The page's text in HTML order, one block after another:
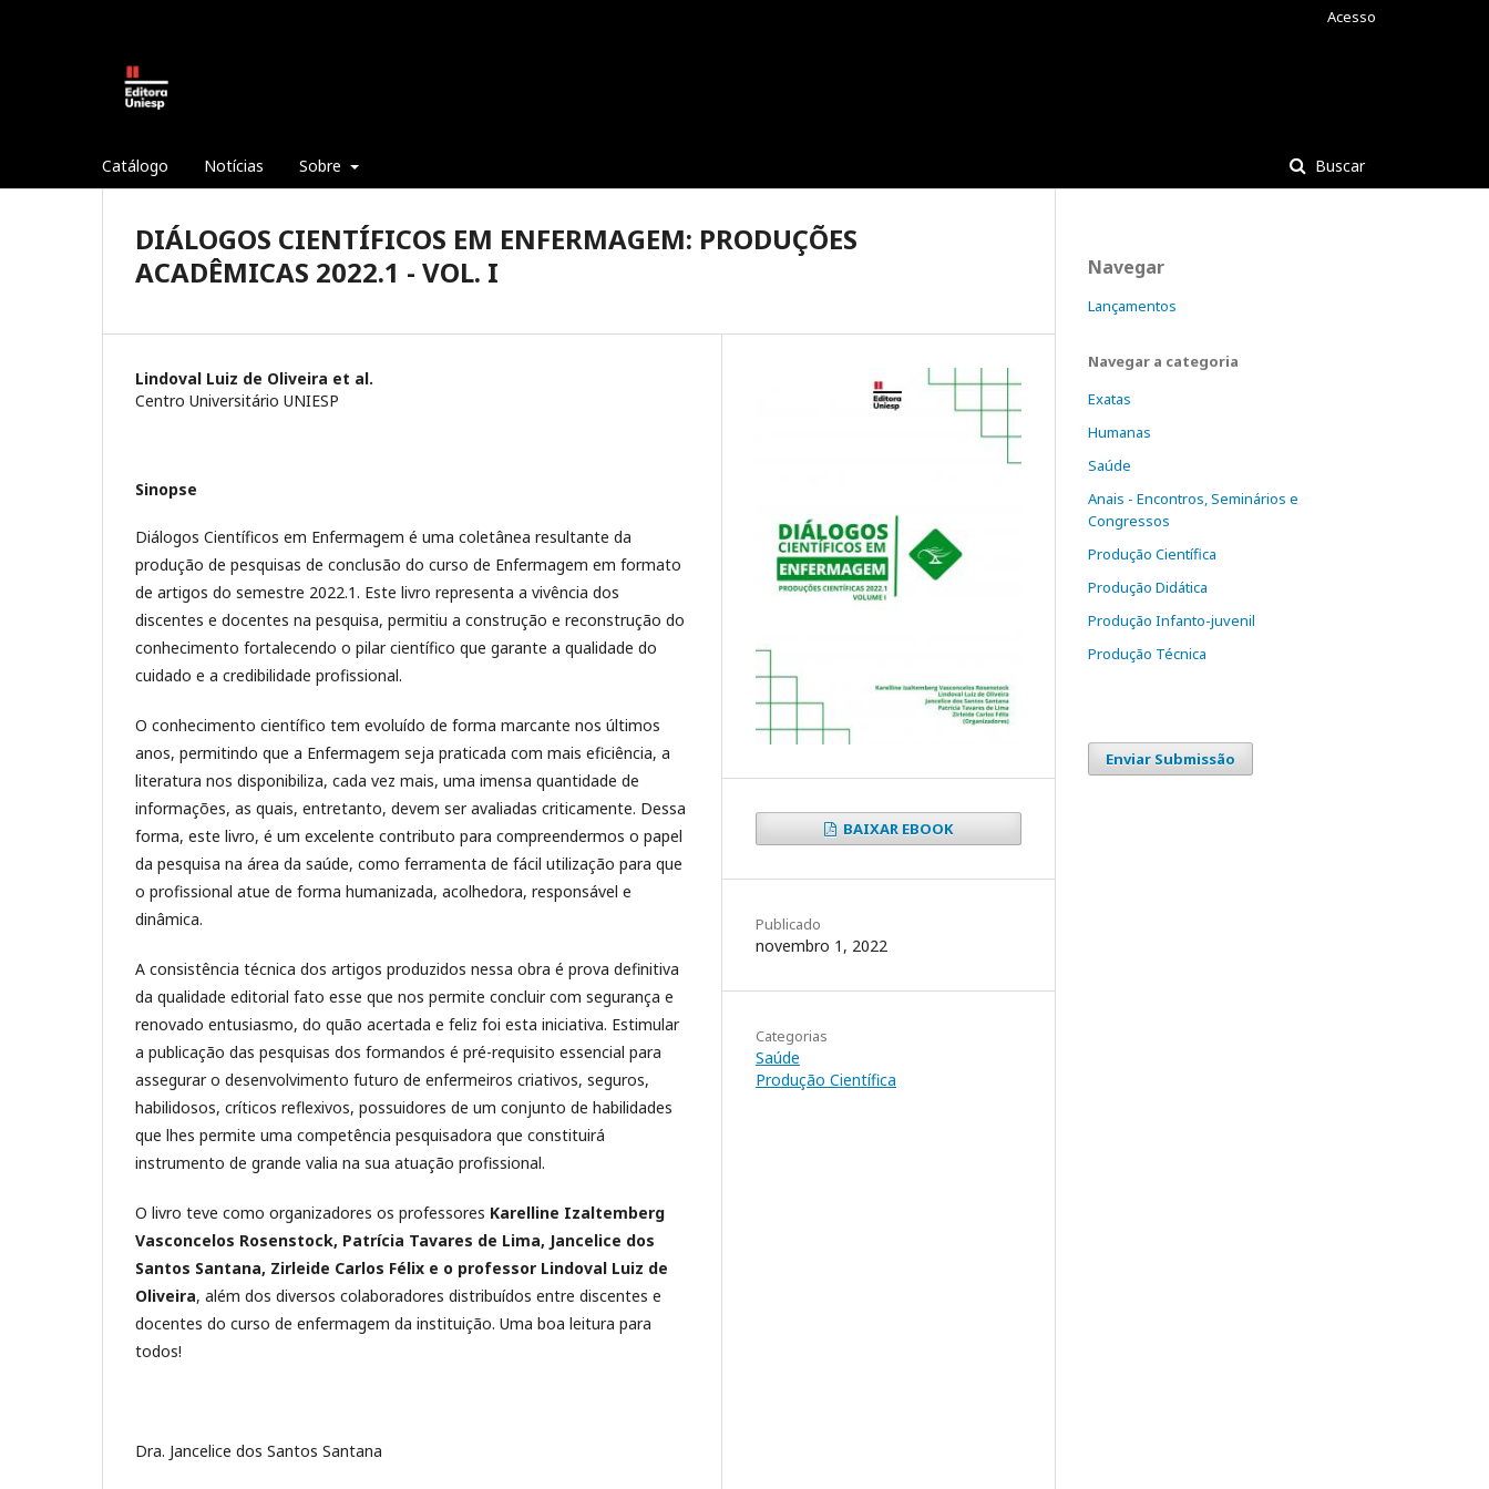
Catálogo Notícias Sobre Buscar
Acesso
DIÁLOGOS CIENTÍFICOS EM ENFERMAGEM: PRODUÇÕES
ACADÊMICAS 2022.1 - VOL. I
Lindoval Luiz de Oliveira et al.
Centro Universitário UNIESP
Sinopse
Diálogos Científicos em Enfermagem é uma coletânea resultante da
produção de pesquisas de conclusão do curso de Enfermagem em formato
de artigos do semestre 2022.1. Este livro representa a vivência dos
discentes e docentes na pesquisa, permitiu a construção e reconstrução do
conhecimento fortalecendo o pilar científico que garante a qualidade do
cuidado e a credibilidade profissional.
O conhecimento científico tem evoluído de forma marcante nos últimos
anos, permitindo que a Enfermagem seja praticada com mais eficiência, a
literatura nos disponibiliza, cada vez mais, uma imensa quantidade de
informações, as quais, entretanto, devem ser avaliadas criticamente. Dessa
forma, este livro, é um excelente contributo para compreendermos o papel
da pesquisa na área da saúde, como ferramenta de fácil utilização para que
o profissional atue de forma humanizada, acolhedora, responsável e
dinâmica.
A consistência técnica dos artigos produzidos nessa obra é prova definitiva
da qualidade editorial fato esse que nos permite concluir com segurança e
renovado entusiasmo, do quão acertada e feliz foi esta iniciativa. Estimular
a publicação das pesquisas dos formandos é pré-requisito essencial para
assegurar o desenvolvimento futuro de enfermeiros criativos, seguros,
habilidosos, críticos reflexivos, possuidores de um conjunto de habilidades
que lhes permite uma competência pesquisadora que constituirá
instrumento de grande valia na sua atuação profissional.
O livro teve como organizadores os professores Karelline Izaltemberg
Vasconcelos Rosenstock, Patrícia Tavares de Lima, Jancelice dos
Santos Santana, Zirleide Carlos Félix e o professor Lindoval Luiz de
Oliveira, além dos diversos colaboradores distribuídos entre discentes e
docentes do curso de enfermagem da instituição. Uma boa leitura para
todos!
Dra. Jancelice dos Santos Santana
BAIXAR EBOOK
Publicado
novembro 1, 2022
Categorias
Saúde
Produção Científica
Navegar
Lançamentos
Navegar a categoria
Exatas
Humanas
Saúde
Anais - Encontros, Seminários e
Congressos
Produção Científica
Produção Didática
Produção Infanto-juvenil
Produção Técnica
Enviar Submissão